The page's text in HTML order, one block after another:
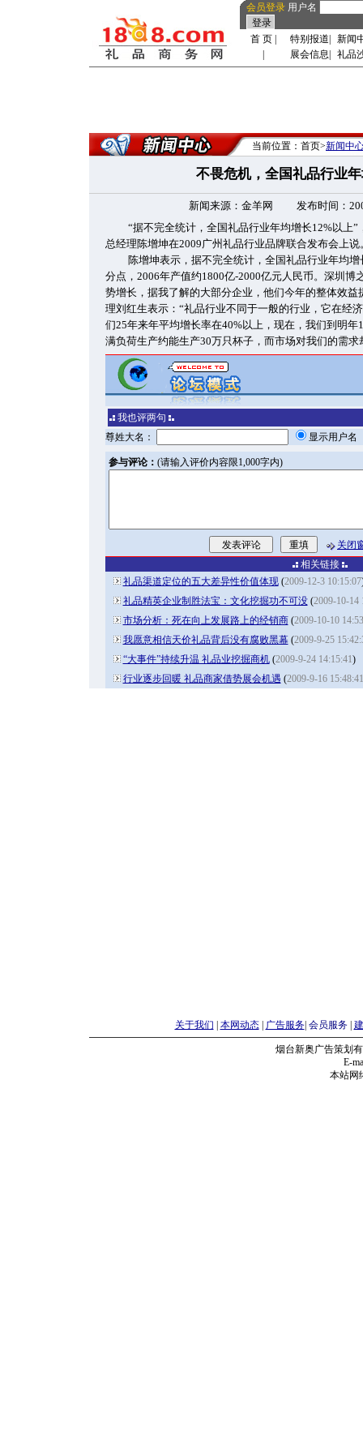
会员登录 用户名
首 页 特别报道
新闻
展会信息 礼品
当前位置：首页>新闻中
不畏危机，全国礼品行业
新闻来源：金羊网 发布时间：
“据不完全统计，全国礼品行业年均增长12%以上
总经理陈增坤在2009广州礼品行业品牌联合发布会上说
陈增坤表示，据不完全统计，全国礼品行业年均
分点，2006年产值约1800亿-2000亿元人民币。深圳博
势增长，据我了解的大部分企业，他们今年的整体效
理刘红生表示：“礼品行业不同于一般的行业，它在经
们25年来年平均增长率在40%以上，现在，我们到明
满负荷生产约能生产30万只杯子，而市场对我们的需求
我也评两句
尊姓大名：
显示用户
参与评论： (请输入评价内容限1,000字内)
关闭
相关链接
礼品渠道定位的五大差异性价值体现(2009-12-3 10:15:07
礼品精英企业制胜法宝：文化挖掘功不可没(2009-10-14
市场分析：死在向上发展路上的经销商(2009-10-10
我愿意相信天价礼品背后没有腐败黑幕(2009-9-25
“大事件”持续升温 礼品业挖掘商机(2009-9-24 14:15:41)
行业逐步回暖 礼品商家借势展会机遇 (2009-9-16 15:48:41
关于我们 本网动态| 广告服务| 会员服务|
烟台新奥广告策划
E-
本站网